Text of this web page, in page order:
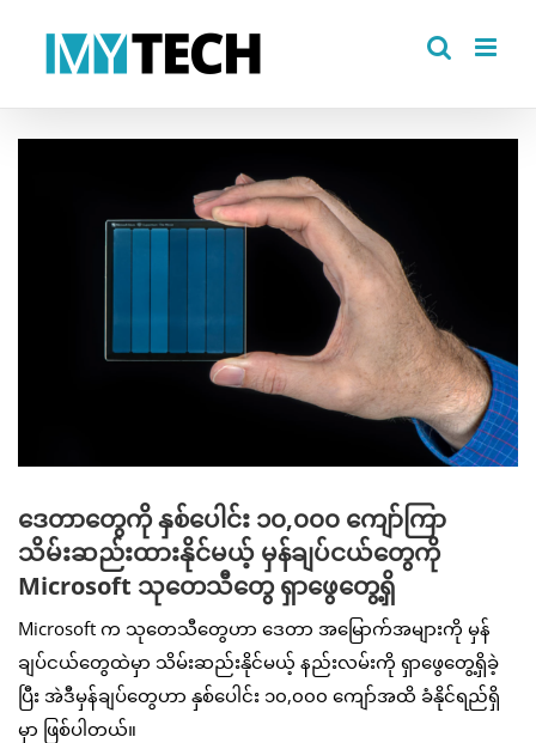
ဒေတာတွေကို နှစ်ပေါင်း ၁၀,၀၀၀ ကျော်ကြာ
သိမ်းဆည်းထားနိုင်မယ့် မှန်ချပ်ငယ်တွေကို
Microsoft သုတေသီတွေ ရှာဖွေတွေ့ရှိ
Microsoft က သုတေသီတွေဟာ ဒေတာ အမြောက်အများကို မှန်
ချပ်ငယ်တွေထဲမှာ သိမ်းဆည်းနိုင်မယ့် နည်းလမ်းကို ရှာဖွေတွေ့ရှိခဲ့
ပြီး အဲဒီမှန်ချပ်တွေဟာ နှစ်ပေါင်း ၁၀,၀၀၀ ကျော်အထိ ခံနိုင်ရည်ရှိ
မှာ ဖြစ်ပါတယ်။